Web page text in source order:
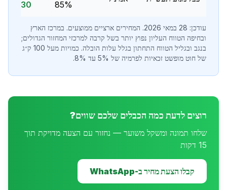
85%
30 ₪
עודכן: 28 במאי 2026. המחירים ארציים ממוצעים. במרכז הארץ
ובחיפה הטווח העליון נפוץ יותר בשל קרבה למרכזי המחזור הגדולים;
בנגב ובגליל הטווח התחתון בגלל עלות הובלה. כמויות מעל 100 ק״ג
של חוט מופשט זכאיות לפרמיה של 5% עד 8%.
רוצים לדעת כמה הכבלים שלכם שווים?
שלחו תמונה ומשקל משוער — נחזור עם הצעה מדויקת תוך
15 דקות
קבלו הצעת מחיר ב-WhatsApp